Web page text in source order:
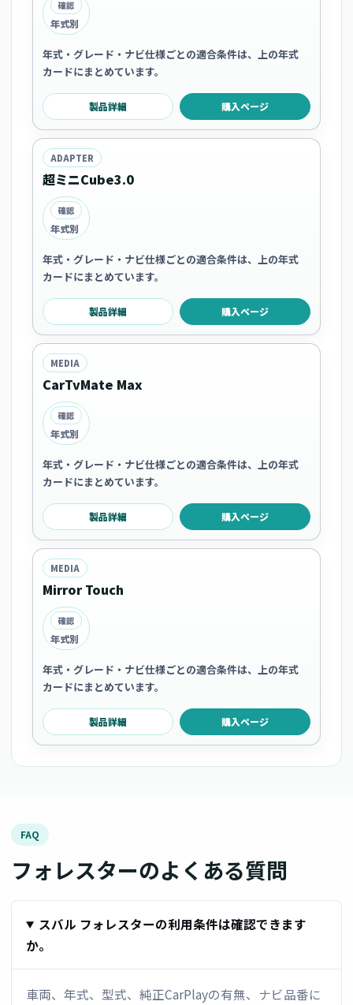
確認
年式別
年式・グレード・ナビ仕様ごとの適合条件は、上の年式
カードにまとめています。
製品詳細 購入ページ
ADAPTER
超ミニCube3.0
確認
年式別
年式・グレード・ナビ仕様ごとの適合条件は、上の年式
カードにまとめています。
製品詳細 購入ページ
MEDIA
CarTvMate Max
確認
年式別
年式・グレード・ナビ仕様ごとの適合条件は、上の年式
カードにまとめています。
製品詳細 購入ページ
MEDIA
Mirror Touch
確認
年式別
年式・グレード・ナビ仕様ごとの適合条件は、上の年式
カードにまとめています。
製品詳細 購入ページ
FAQ
フォレスターのよくある質問
スバル フォレスターの利用条件は確認できます
か。
車両、年式、型式、純正CarPlayの有無、ナビ品番に